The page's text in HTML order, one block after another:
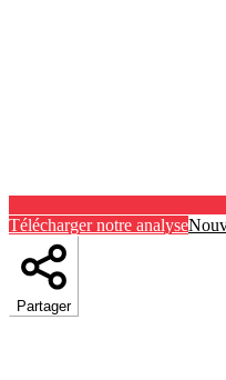
Télécharger notre analyse
Partager